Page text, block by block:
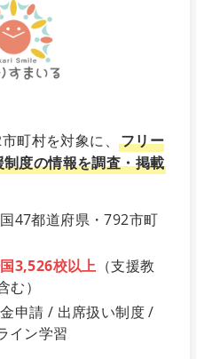
町村を対象に、 フリー
度の情報を調査・掲載
47都道府県・792市町
3,526校以上 （支援教
む）
申請 / 出席扱い制度 /
イン学習